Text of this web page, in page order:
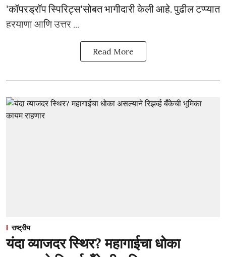
'कॉपरड्रॉप स्पिरिट्स'सोबत भागीदारी केली आहे. पुढील टप्प्यात
हरयाणा आणि उत्तर ...
Read More
राष्ट्रीय
यंदा व्याजदर स्थिर? महागाईचा धोका